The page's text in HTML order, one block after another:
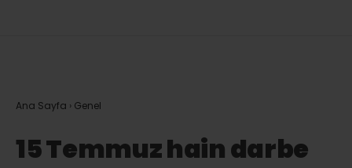
Ana Sayfa › Genel
15 Temmuz hain darbe